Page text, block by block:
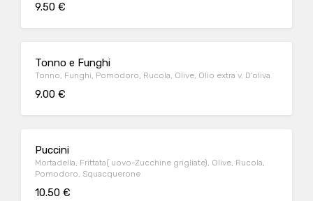
9.50 €
Tonno e Funghi
Tonno, Funghi, Pomodoro, Rucola, Olive, Olio extra v. D'oliva
9.00 €
Puccini
Mortadella, Frittata( uovo-Zucchine grigliate), Olive, Rucola,
Pomodoro, Squacquerone
10.50 €